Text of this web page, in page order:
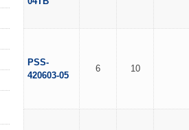
PSS-
420603-05
6 10